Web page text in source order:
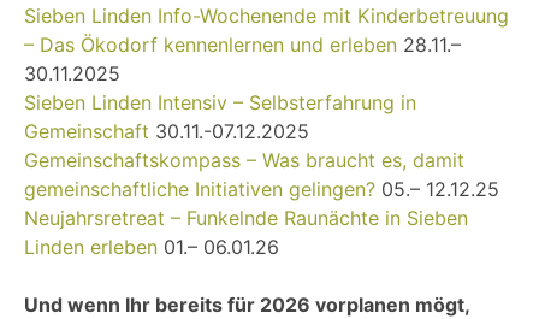
Sieben Linden Info-Wochenende mit Kinderbetreuung
– Das Ökodorf kennenlernen und erleben 28.11.–
30.11.2025
Sieben Linden Intensiv – Selbsterfahrung in
Gemeinschaft 30.11.-07.12.2025
Gemeinschaftskompass – Was braucht es, damit
gemeinschaftliche Initiativen gelingen? 05.– 12.12.25
Neujahrsretreat – Funkelnde Raunächte in Sieben
Linden erleben 01.– 06.01.26
Und wenn Ihr bereits für 2026 vorplanen mögt,